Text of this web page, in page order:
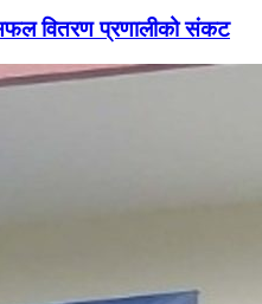
वितरण प्रणालीको संकट